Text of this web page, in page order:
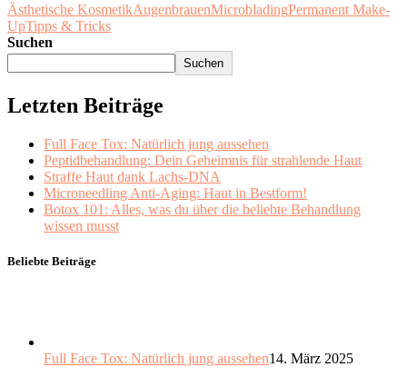
Ästhetische KosmetikAugenbrauenMicrobladingPermanent Make-
UpTipps & Tricks
Suchen
Suchen
Letzten Beiträge
Full Face Tox: Natürlich jung aussehen
Peptidbehandlung: Dein Geheimnis für strahlende Haut
Straffe Haut dank Lachs-DNA
Microneedling Anti-Aging: Haut in Bestform!
Botox 101: Alles, was du über die beliebte Behandlung
wissen musst
Beliebte Beiträge
Full Face Tox: Natürlich jung aussehen14. März 2025